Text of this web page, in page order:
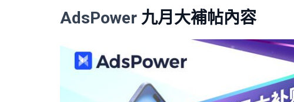
AdsPower 九月大補帖內容